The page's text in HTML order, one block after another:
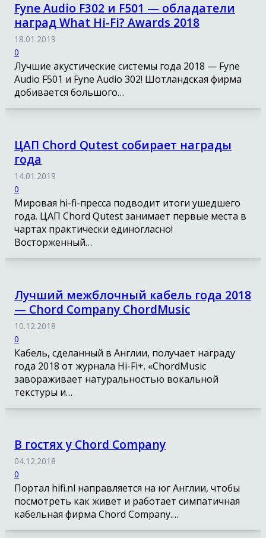
Fyne Audio F302 и F501 — обладатели
наград What Hi-Fi? Awards 2018
18.01.2019
0
Лучшие акустические системы года 2018 — Fyne
Audio F501 и Fyne Audio 302! Шотландская фирма
добивается большого…
ЦАП Chord Qutest собирает награды
года
14.01.2019
0
Мировая hi-fi-пресса подводит итоги ушедшего
года. ЦАП Chord Qutest занимает первые места в
чартах практически единогласно!
Восторженный…
Лучший межблочный кабель года 2018
— Chord Company ChordMusic
10.12.2018
0
Кабель, сделанный в Англии, получает награду
года 2018 от журнала Hi-Fi+. «ChordMusic
завораживает натуральностью вокальной
текстуры и…
В гостях у Chord Company
04.12.2018
0
Портал hifi.nl направляется на юг Англии, чтобы
посмотреть как живет и работает симпатичная
кабельная фирма Chord Company.…